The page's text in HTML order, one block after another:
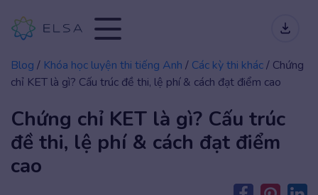
Blog / Khóa học luyện thi tiếng Anh / Các kỳ thi khác/ Chứng
chỉ KET là gì? Cấu trúc đề thi, lệ phí & cách đạt điểm cao
Chứng chỉ KET là gì? Cấu trúc
đề thi, lệ phí & cách đạt điểm
cao